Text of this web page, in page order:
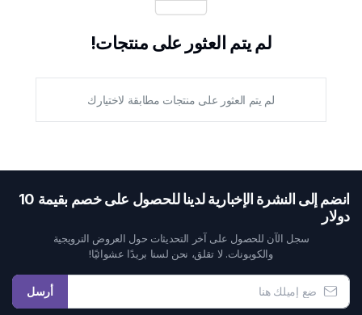
لم يتم العثور على منتجات!
لم يتم العثور على منتجات مطابقة لاختيارك
انضم إلى النشرة الإخبارية لدينا للحصول على خصم بقيمة 10
دولار
سجل الآن للحصول على آخر التحديثات حول العروض الترويجية
والكوبونات. لا تقلق، نحن لسنا بريدًا عشوائيًا!
أرسل